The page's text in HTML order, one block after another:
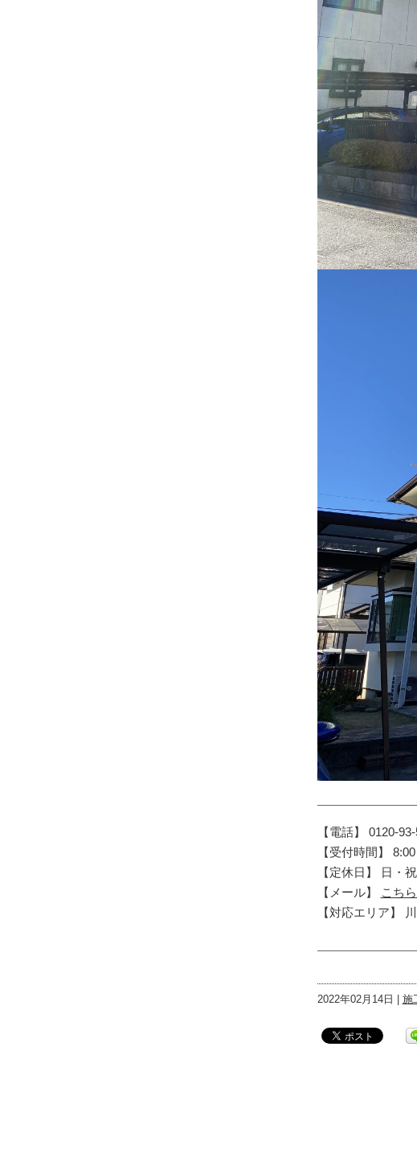
【電話】 0120-
【受付時間】
【定休日】 日・祝
【メール】
こち
【対応エリア】
2022年02月14日 | 施